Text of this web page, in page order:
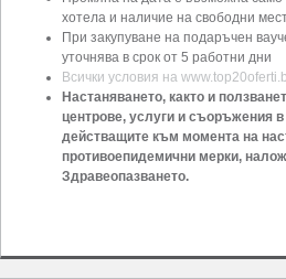
хотела и наличие на свободни
При закупуване на подаръчен
уточнява в срок от 5 работни дни
Всички условия на
Настаняването, както и
центрове, услуги и съоръжения
действащите към момента на
противоепидемични мерки,
Здравеопазването.